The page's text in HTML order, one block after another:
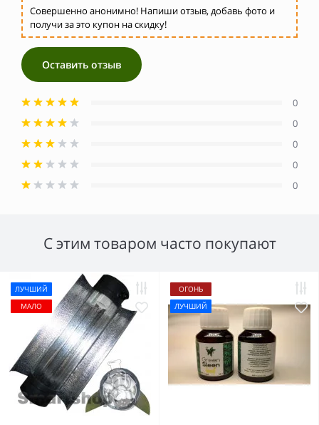
Совершенно анонимно! Напиши отзыв, добавь фото и
получи за это купон на скидку!
Оставить отзыв
0
0
0
0
0
С этим товаром часто покупают
ЛУЧШИЙ
МАЛО
ОГОНЬ
ЛУЧШИЙ